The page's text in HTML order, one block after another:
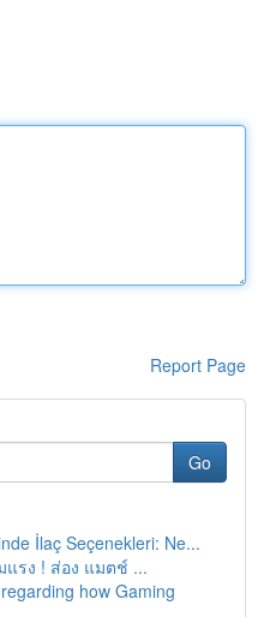
Report Page
Go
İlaç Seçenekleri: Ne...
รง ! ส่อง แมตช์ ...
how Gaming